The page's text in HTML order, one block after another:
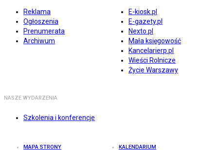
Reklama
Ogłoszenia
Prenumerata
Archiwum
E-kiosk.pl
E-gazety.pl
Nexto.pl
Mała księgowość
Kancelarierp.pl
Wieści Rolnicze
Życie Warszawy
NASZE WYDARZENIA
Szkolenia i konferencje
MAPA STRONY KALENDARIUM